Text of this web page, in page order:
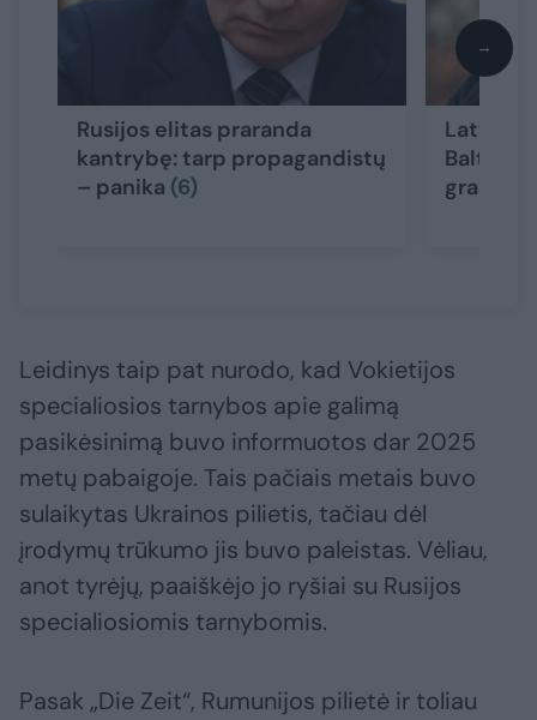
Rusijos elitas praranda
kantrybę: tarp propagandistų
– panika (6)
Latvijai
→
Leidinys taip pat nurodo, kad Vokietijos
specialiosios tarnybos apie galimą
pasikėsinimą buvo informuotos dar 2025
metų pabaigoje. Tais pačiais metais buvo
sulaikytas Ukrainos pilietis, tačiau dėl
įrodymų trūkumo jis buvo paleistas. Vėliau,
anot tyrėjų, paaiškėjo jo ryšiai su Rusijos
specialiosiomis tarnybomis.
Pasak „Die Zeit“, Rumunijos pilietė ir toliau